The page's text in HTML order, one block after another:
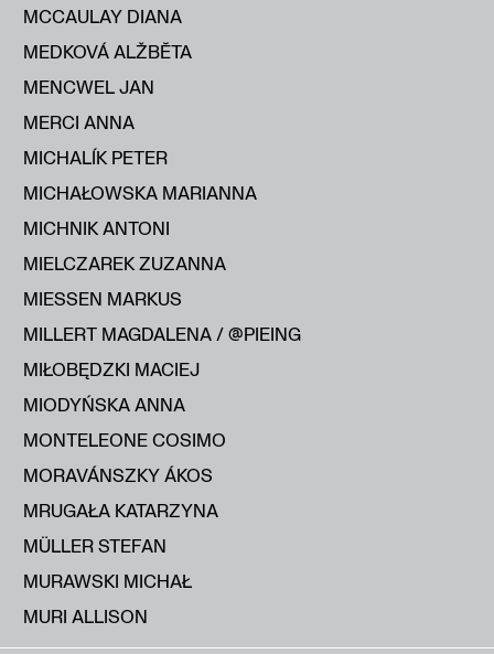
MCCAULAY DIANA
MEDKOVÁ ALŽBĔTA
MENCWEL JAN
MERCI ANNA
MICHALÍK PETER
MICHAŁOWSKA MARIANNA
MICHNIK ANTONI
MIELCZAREK ZUZANNA
MIESSEN MARKUS
MILLERT MAGDALENA / @PIEING
MIŁOBĘDZKI MACIEJ
MIODYŃSKA ANNA
MONTELEONE COSIMO
MORAVÁNSZKY ÁKOS
MRUGAŁA KATARZYNA
MÜLLER STEFAN
MURAWSKI MICHAŁ
MURI ALLISON